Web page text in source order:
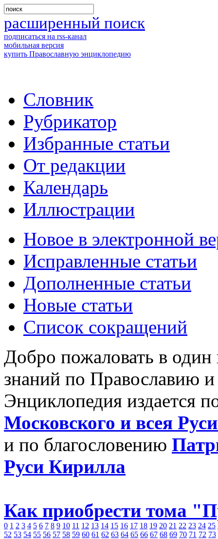
расширенный поиск
подписаться на rss-канал
мобильная версия
купить Православную энциклопедию
Словник
Рубрикатор
Избранные статьи
От редакции
Календарь
Иллюстрации
Новое в электронной
Исправленные статьи
Дополненные статьи
Новые статьи
Список сокращений
Добро пожаловать в
знаний по Православию
Энциклопедия издается
Московского и всея
и по благословению
Руси Кирилла
Как приобрести тома
0 1 2 3 4 5 6 7 8 9 10 11 12 13 14 15 16 17 18 19 20 21 22 23 24 25
52 53 54 55 56 57 58 59 60 61 62 63 64 65 66 67 68 69 70 71 72 73